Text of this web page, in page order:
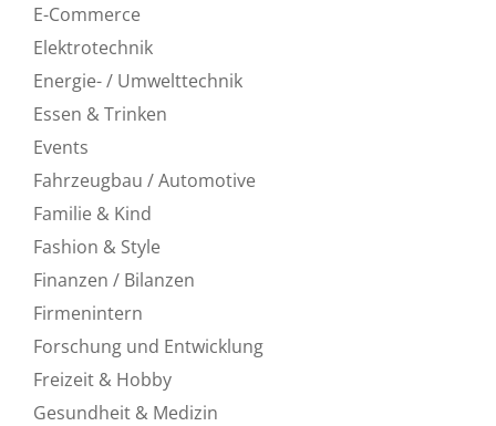
E-Commerce
Elektrotechnik
Energie- / Umwelttechnik
Essen & Trinken
Events
Fahrzeugbau / Automotive
Familie & Kind
Fashion & Style
Finanzen / Bilanzen
Firmenintern
Forschung und Entwicklung
Freizeit & Hobby
Gesundheit & Medizin